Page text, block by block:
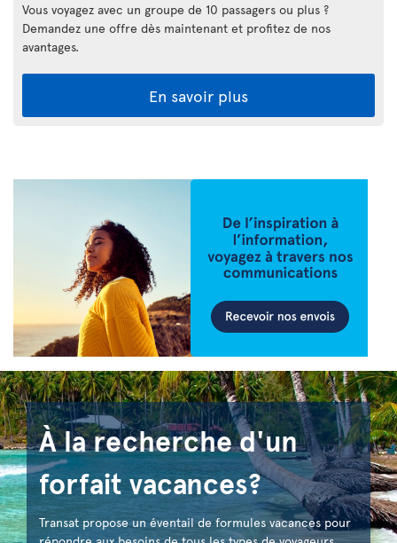
Vous voyagez avec un groupe de 10 passagers ou plus ?
Demandez une offre dès maintenant et profitez de nos
avantages.
En savoir plus
À la recherche d'un
forfait vacances?
Transat propose un éventail de formules vacances pour